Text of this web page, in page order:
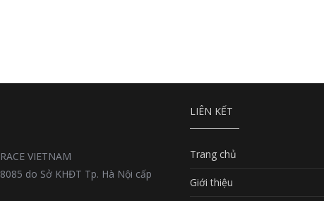
VIETNAM
do Sở KHĐT Tp. Hà Nội cấp
LIÊN KẾT
Trang chủ
Giới thiệu